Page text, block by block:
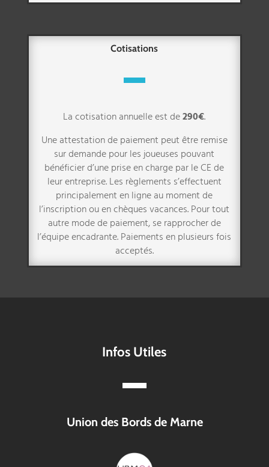
Cotisations
La cotisation annuelle est de290€.
Une attestation de paiement peut être remise
sur demande pour les joueuses pouvant
bénéficier d’une prise en charge par le CE de
leur entreprise. Les règlements s’effectuent
principalement en ligne au moment de
l’inscription ou en chèques vacances. Pour tout
autre mode de paiement, se rapprocher de
l’équipe encadrante. Paiements en plusieurs fois
acceptés.
Infos Utiles
Union des Bords de Marne